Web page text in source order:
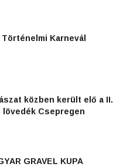
Történelmi Karnevál
közben került elő a II.
lövedék Csepregen
GRAVEL KUPA